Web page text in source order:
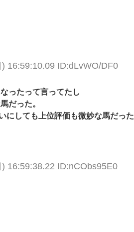
16:59:10.09 ID:dLvWO/DF0
ったって言ってたし
だった。
にしても上位評価も微妙な馬だった
16:59:38.22 ID:nCObs95E0